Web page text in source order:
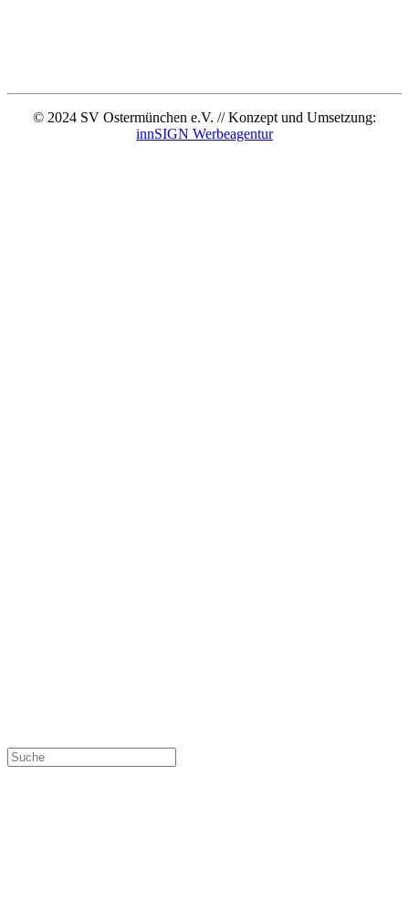
© 2024 SV Ostermünchen e.V. // Konzept und Umsetzung:
innSIGN Werbeagentur